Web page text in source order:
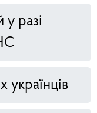
разі
українців